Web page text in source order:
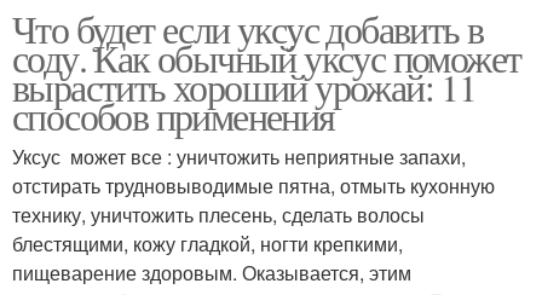
Что будет если уксус добавить в
соду. Как обычный уксус поможет
вырастить хороший урожай: 11
способов применения
Уксус может все : уничтожить неприятные запахи,
отстирать трудновыводимые пятна, отмыть кухонную
технику, уничтожить плесень, сделать волосы
блестящими, кожу гладкой, ногти крепкими,
пищеварение здоровым. Оказывается, этим